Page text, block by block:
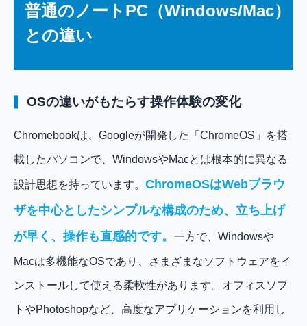
普通のノートPC（Windows/Mac）
との違い
OSの違いがもたらす操作体験の変化
Chromebookは、Googleが開発した「ChromeOS」を搭
載したパソコンで、WindowsやMacとは根本的に異なる
設計思想を持っています。 ChromeOSはWebブラウ
ザを中心としたシンプルな構成のため、立ち上げ
が早く、操作も直感的です。 一方で、Windowsや
Macは多機能なOSであり、さまざまなソフトウェアをイ
ンストールして使える柔軟性があります。オフィスソフ
トやPhotoshopなど、高度なアプリケーションを利用し